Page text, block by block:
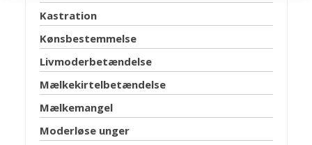
Kastration
Kønsbestemmelse
Livmoderbetændelse
Mælkekirtelbetændelse
Mælkemangel
Moderløse unger